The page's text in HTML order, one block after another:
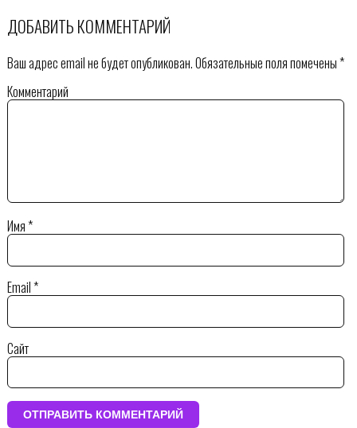
ДОБАВИТЬ КОММЕНТАРИЙ
Ваш адрес email не будет опубликован.Обязательные поля помечены*
Комментарий
Имя*
Email*
Сайт